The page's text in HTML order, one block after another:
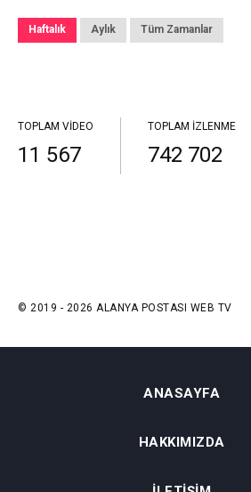
Haftalık Aylık Tüm Zamanlar
TOPLAM VIDEO
11 567
TOPLAM İZLENME
742 702
© 2019 - 2026 ALANYA POSTASI WEB TV
ANASAYFA
HAKKIMIZDA